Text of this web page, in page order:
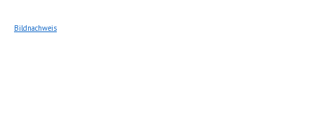
Bildnachweis